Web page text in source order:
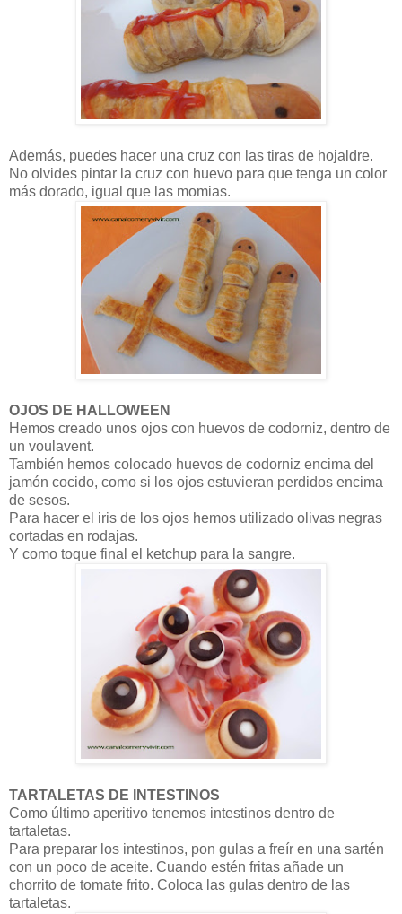
Además, puedes hacer una cruz con las tiras de hojaldre.
No olvides pintar la cruz con huevo para que tenga un color
más dorado, igual que las momias.
OJOS DE HALLOWEEN
Hemos creado unos ojos con huevos de codorniz, dentro de
un voulavent.
También hemos colocado huevos de codorniz encima del
jamón cocido, como si los ojos estuvieran perdidos encima
de sesos.
Para hacer el iris de los ojos hemos utilizado olivas negras
cortadas en rodajas.
Y como toque final el ketchup para la sangre.
TARTALETAS DE INTESTINOS
Como último aperitivo tenemos intestinos dentro de
tartaletas.
Para preparar los intestinos, pon gulas a freír en una sartén
con un poco de aceite. Cuando estén fritas añade un
chorrito de tomate frito. Coloca las gulas dentro de las
tartaletas.